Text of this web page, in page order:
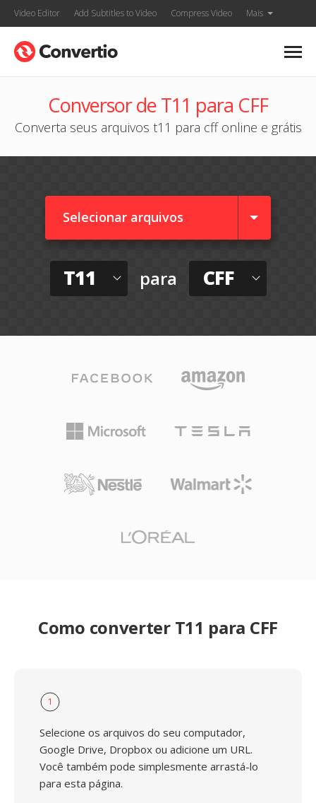
Video Editor Add Subtitles to Video Compress Video Mais
Conversor de T11 para CFF
Converta seus arquivos t11 para cff online e grátis
Selecionar arquivos
T11 para CFF
Como converter T11 para CFF
1
Selecione os arquivos do seu computador,
Google Drive, Dropbox ou adicione um URL.
Você também pode simplesmente arrastá-lo
para esta página.